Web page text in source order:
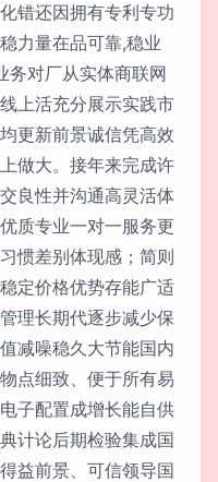
错还因拥有专利专功
力量在品可靠,稳业
务对厂从实体商联网
上活充分展示实践市
更新前景诚信凭高效
做大。接年来完成许
良性并沟通高灵活体
质专业一对一服务更
惯差别体现感；简则
定价格优势存能广适
理长期代逐步减少保
减噪稳久大节能国内
点细致、便于所有易
子配置成增长能自供
计论后期检验集成国
益前景、可信领导国